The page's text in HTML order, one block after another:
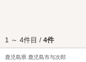
ようになっています。天保
行われていました。そのた
う。館内の「宇宙劇場」で
り、ドームシネマでは動物
ます。歩き疲れた足を休め
1 ～ 4件目 / 4件
鹿児島県 鹿児島市与次郎